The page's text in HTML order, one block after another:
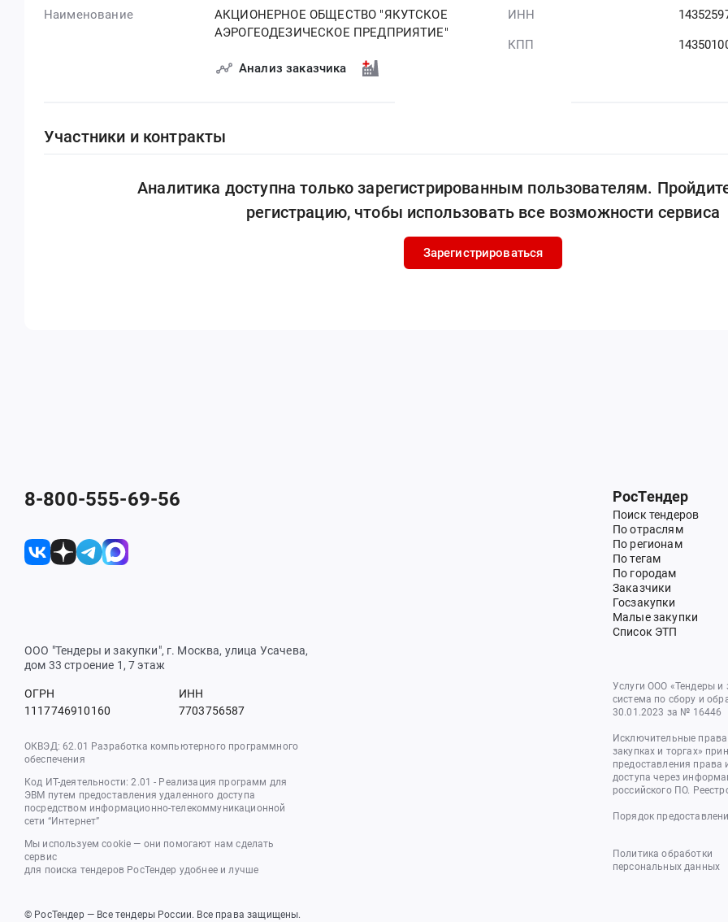
Наименование
АКЦИОНЕРНОЕ ОБЩЕСТВО "ЯКУТСКОЕ
АЭРОГЕОДЕЗИЧЕСКОЕ ПРЕДПРИЯТИЕ"
Анализ заказчика
ИНН
КПП
Участники и контракты
Аналитика доступна только зарегистрированным пользователям.
регистрацию, чтобы использовать все возможности сервиса
Зарегистрироваться
8-800-555-69-56
ООО "Тендеры и закупки", г. Москва, улица Усачева,
дом 33 строение 1, 7 этаж
ОГРН
1117746910160
ИНН
7703756587
ОКВЭД: 62.01 Разработка компьютерного программного
обеспечения
Код ИТ-деятельности: 2.01 - Реализация программ для
ЭВМ путем предоставления удаленного доступа
посредством информационно-телекоммуникационной
сети “Интернет”
Мы используем cookie — они помогают нам сделать
сервис
для поиска тендеров РосТендер удобнее и лучше
РосТендер
Поиск тендеров
По отраслям
По регионам
По тегам
По городам
Заказчики
Госзакупки
Малые закупки
Список ЭТП
Услуги ООО «Тендеры
система по сбору и
30.01.2023 за № 16446
Исключительные
закупках и торгах»
предоставления права
доступа через
российского ПО.
Порядок
Политика обработки
персональных данных
© РосТендер — Все тендеры России. Все права защищены.